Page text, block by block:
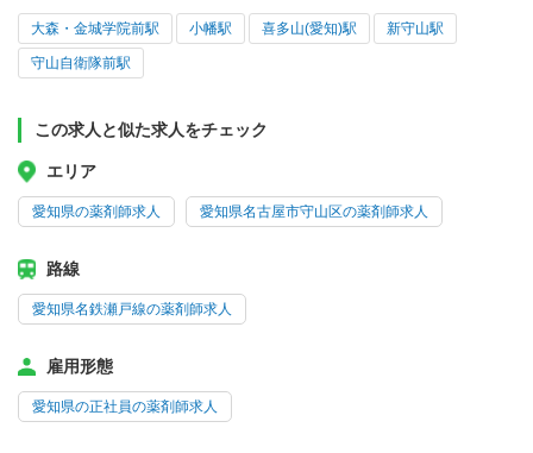
大森・金城学院前駅 小幡駅 喜多山(愛知)駅 新守山駅
守山自衛隊前駅
この求人と似た求人をチェック
エリア
愛知県の薬剤師求人 愛知県名古屋市守山区の薬剤師求人
路線
愛知県名鉄瀬戸線の薬剤師求人
雇用形態
愛知県の正社員の薬剤師求人